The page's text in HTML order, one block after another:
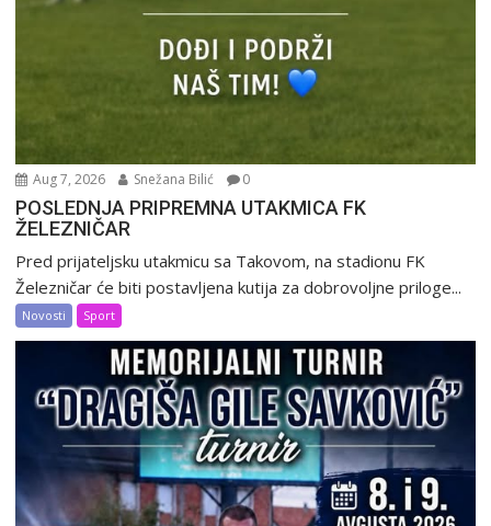
Aug 7, 2026 Snežana Bilić 0
POSLEDNJA PRIPREMNA UTAKMICA FK
ŽELEZNIČAR
Pred prijateljsku utakmicu sa Takovom, na stadionu FK
Železničar će biti postavljena kutija za dobrovoljne priloge...
Novosti Sport